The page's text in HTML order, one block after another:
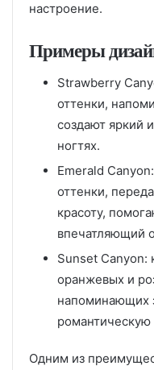
настроение.
Примеры
Strawberry
оттенки,
создают яркий
ногтях.
Emerald
оттенки,
красоту,
впечатляющий
Sunset Canyon:
оранжевых и
напоминающих
романтическую
Одним из